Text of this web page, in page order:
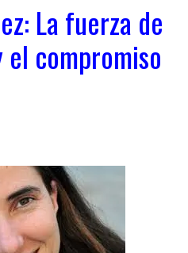
La fuerza de
compromiso